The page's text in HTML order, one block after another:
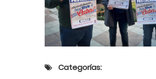
Categorías: